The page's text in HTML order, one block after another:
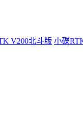
V200北斗版 小碟